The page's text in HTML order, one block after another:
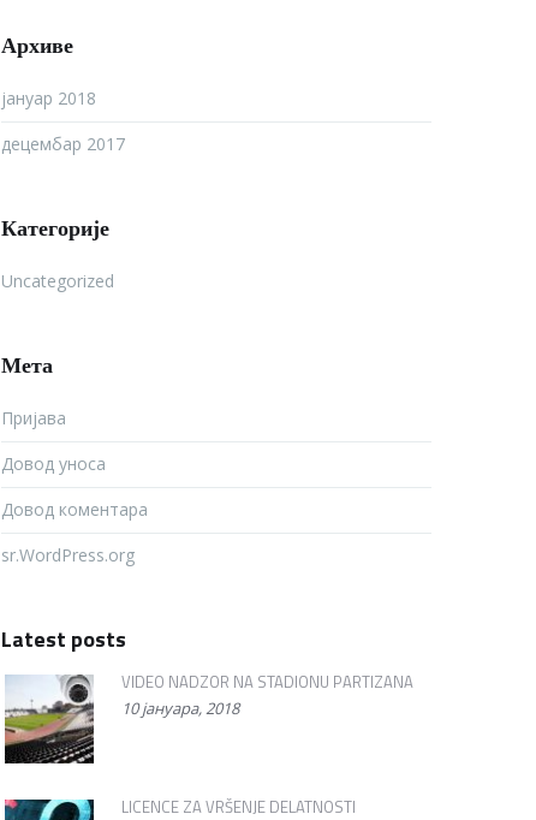
Архиве
јануар 2018
децембар 2017
Категорије
Uncategorized
Мета
Пријава
Довод уноса
Довод коментара
sr.WordPress.org
Latest posts
VIDEO NADZOR NA STADIONU PARTIZANA
10 јануара, 2018
LICENCE ZA VRŠENJE DELATNOSTI